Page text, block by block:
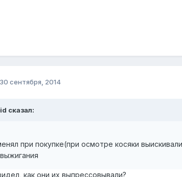
30 сентября, 2014
сказал:
при покупке(при осмотре косяки
как они их выпрессовывали?